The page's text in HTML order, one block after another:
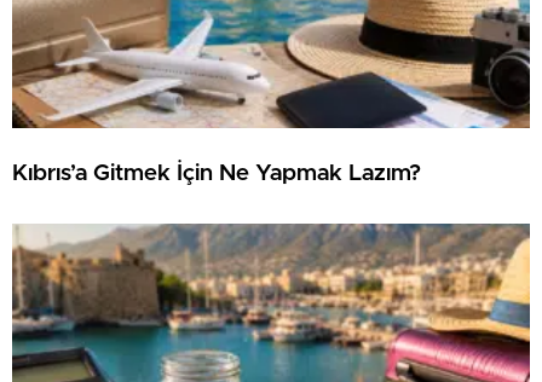
Kıbrıs’a Gitmek İçin Ne Yapmak Lazım?